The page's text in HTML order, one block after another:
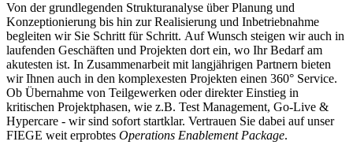
Von der grundlegenden Strukturanalyse über Planung und
Konzeptionierung bis hin zur Realisierung und Inbetriebnahme
begleiten wir Sie Schritt für Schritt. Auf Wunsch steigen wir auch in
laufenden Geschäften und Projekten dort ein, wo Ihr Bedarf am
akutesten ist. In Zusammenarbeit mit langjährigen Partnern bieten
wir Ihnen auch in den komplexesten Projekten einen 360° Service.
Ob Übernahme von Teilgewerken oder direkter Einstieg in
kritischen Projektphasen, wie z.B. Test Management, Go-Live &
Hypercare - wir sind sofort startklar. Vertrauen Sie dabei auf unser
FIEGE weit erprobtes Operations Enablement Package.